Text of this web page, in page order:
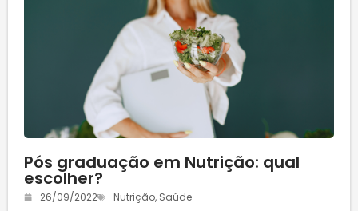
Pós graduação em Nutrição: qual
escolher?
26/09/2022 Nutrição, Saúde